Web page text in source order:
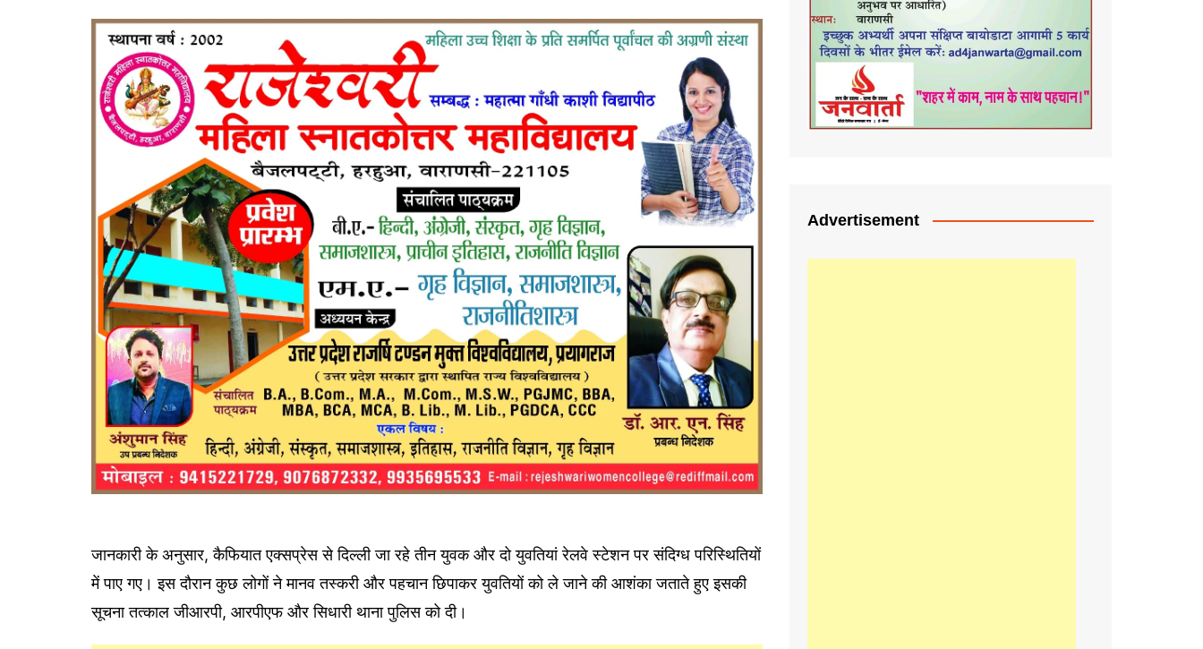
जानकारी के अनुसार, कैफियात एक्सप्रेस से दिल्ली जा रहे तीन युवक और दो युवतियां रेलवे स्टेशन पर संदिग्ध परिस्थितियों
में पाए गए। इस दौरान कुछ लोगों ने मानव तस्करी और पहचान छिपाकर युवतियों को ले जाने की आशंका जताते हुए इसकी
सूचना तत्काल जीआरपी, आरपीएफ और सिधारी थाना पुलिस को दी।
Advertisement